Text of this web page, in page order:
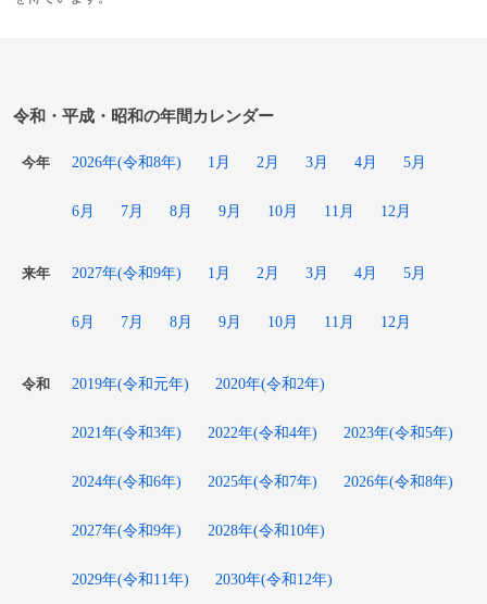
令和・平成・昭和の年間カレンダー
今年 2026年(令和8年) 1月 2月 3月 4月 5月
6月 7月 8月 9月 10月 11月 12月
来年 2027年(令和9年) 1月 2月 3月 4月 5月
6月 7月 8月 9月 10月 11月 12月
令和 2019年(令和元年) 2020年(令和2年)
2021年(令和3年) 2022年(令和4年) 2023年(令和5年)
2024年(令和6年) 2025年(令和7年) 2026年(令和8年)
2027年(令和9年) 2028年(令和10年)
2029年(令和11年) 2030年(令和12年)